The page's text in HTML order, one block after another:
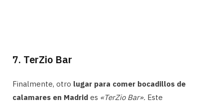
7. TerZio Bar
Finalmente, otro lugar para comer bocadillos de
calamares en Madrid es «TerZio Bar». Este